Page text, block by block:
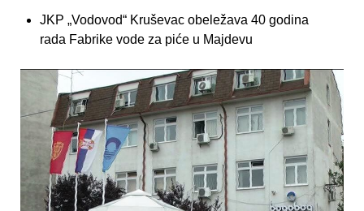
JKP „Vodovod“ Kruševac obeležava 40 godina
rada Fabrike vode za piće u Majdevu